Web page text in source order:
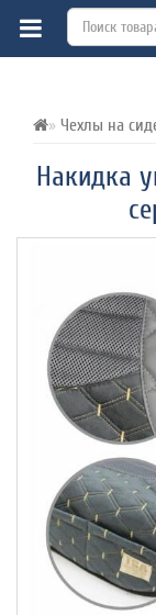
Чехлы на
Накидка
ВСЕ О ТОВАРЕ